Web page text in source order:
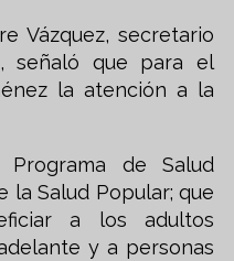
Vázquez, secretario
señaló que para el
la atención a la
de Salud
la Salud Popular; que
a los adultos
y a personas